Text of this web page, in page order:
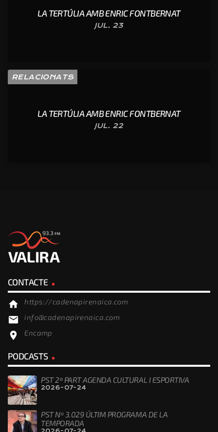
LA TERTÚLIA AMB ENRIC FONTBERNAT
JUL. 23
RELACIONATS
LA TERTÚLIA AMB ENRIC FONTBERNAT
JUL. 22
CONTACTE
home https://cadenapirenaica.com
email info@cadenapirenaica.com
location_on Encamp
PODCASTS
PST 2ª PART AGENDA CULTURAL I ESPORTIVA
2026-07-24
PST Nº 3.029 ÚLTIM PROGRAMA DE LA
TEMPORADA